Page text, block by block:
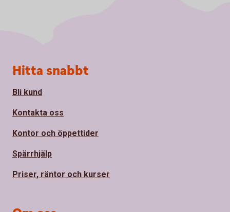
Sidfot
Hitta snabbt
Bli kund
Kontakta oss
Kontor och öppettider
Spärrhjälp
Priser, räntor och kurser